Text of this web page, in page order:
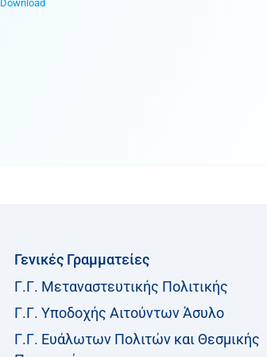
Download
Γενικές Γραμματείες
Γ.Γ. Μεταναστευτικής Πολιτικής
Γ.Γ. Υποδοχής Αιτούντων Άσυλο
Γ.Γ. Ευάλωτων Πολιτών και Θεσμικής